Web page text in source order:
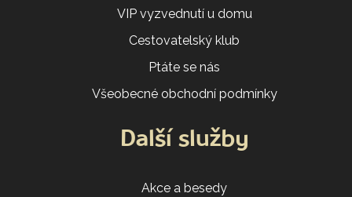
VIP vyzvednutí u domu
Cestovatelský klub
Ptáte se nás
Všeobecné obchodní podmínky
Další služby
Akce a besedy